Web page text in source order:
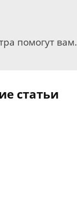
помогут вам.
статьи